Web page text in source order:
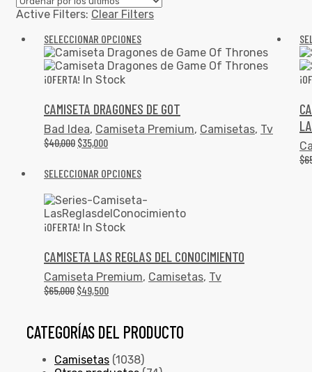
Active Filters: Clear Filters
SELECCIONAR OPCIONES
¡OFERTA! In Stock
CAMISETA DRAGONES DE GOT
Bad Idea, Camiseta Premium, Camisetas, Tv
$40,000 $35,000
$
SELECCIONAR OPCIONES
¡OFERTA! In Stock
CAMISETA LAS REGLAS DEL CONOCIMIENTO
Camiseta Premium, Camisetas, Tv
$65,000 $49,500
CATEGORÍAS DEL PRODUCTO
Camisetas (1038)